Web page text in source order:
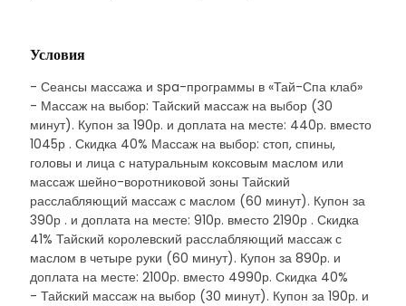
Условия
- Сеансы массажа и spa-программы в «Тай-Спа клаб»
- Массаж на выбор: Тайский массаж на выбор (30
минут). Купон за 190р. и доплата на месте: 440р. вместо
1045р . Скидка 40% Массаж на выбор: стоп, спины,
головы и лица с натуральным коксовым маслом или
массаж шейно-воротниковой зоны Тайский
расслабляющий массаж с маслом (60 минут). Купон за
390р . и доплата на месте: 910р. вместо 2190р . Скидка
41% Тайский королевский расслабляющий массаж с
маслом в четыре руки (60 минут). Купон за 890р. и
доплата на месте: 2100р. вместо 4990р. Скидка 40%
- Тайский массаж на выбор (30 минут). Купон за 190р. и